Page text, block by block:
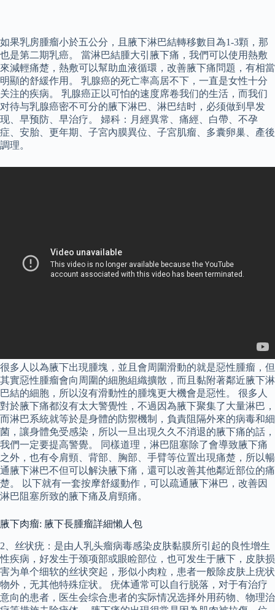
如果乳房腫瘤小於五公分，且腋下淋巴結轉移數目為1-3顆，那
也是第二期乳癌。 當淋巴結腫大引腋下痛，我們可以使用熱敷
來減輕痛楚，熱敷可以幫助血液循環，改善腋下痛問題，有相當
明顯的舒緩作用。 乳腺癌的死亡率高居不下，一直是女性十分
关注的疾病。 乳腺癌正以可怕的速度席卷我们的生活，而我们
对待与乳腺癌密不可分的腋下淋巴、淋巴结时，必须做到早发
现、早预防、早治疗。 婦科：月經異常、痛經、白帶、不孕
症、安胎、更年期、子宮內膜異位、子宮肌瘤、多囊卵巢、產後
調理。
很多人以為腋下出現腫塊，並且會周圍滑動的就是惡性腫瘤，但
其實惡性腫瘤會向周圍的細胞組織擴散，而且黏附著鄰近腋下淋
巴結的細胞，所以沒有滑動性的腫塊更大機會是惡性。 很多人
對於腋下痛都沒有太大警覺性，不過因為腋下聚集了大量淋巴，
而淋巴系統就等於是身體的防禦機制，負責阻隔外來的病毒和細
菌，讓身體免受感染，所以一旦出現久久不消退的腋下痛的話，
我們一定要提高警覺。 同樣道理，淋巴阻塞除了會導致腋下痛
之外，也有令肩頸、背部、胸部、手臂等位置出現痛楚，所以暢
通腋下淋巴不但可以解決腋下痛，還可以改善其他鄰近部位的痛
楚。 以下就有一套按摩舒緩動作，可以疏通腋下淋巴，改善因
淋巴阻塞所致的腋下痛及肩頸痛。
腋下肉瘤: 腋下長腫瘤詳細懶人包
2、丝状疣：是由人乳头瘤病毒感染皮肤黏膜所引起的良性增生
性疾病，好发生于颈项部或眼睑部位，也可发生于腋下，皮肤损
害为单个细软的丝状突起，形似小肉粒，患者一般除皮肤上疣状
物外，无其他特殊症状。 疣体通常可以自行脱落，对于有治疗
意向的患者，医生会综合患者的实际情况选择外用药物、物理治